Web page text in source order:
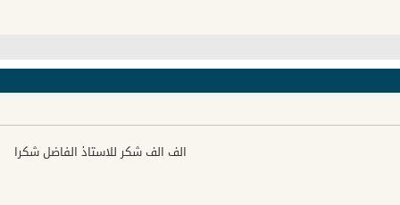
الف الف شكر للاستاذ الفاضل شكرا